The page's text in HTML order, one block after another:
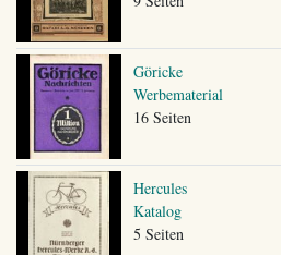
Göricke
Werbematerial
16 Seiten
Hercules
Katalog
5 Seiten